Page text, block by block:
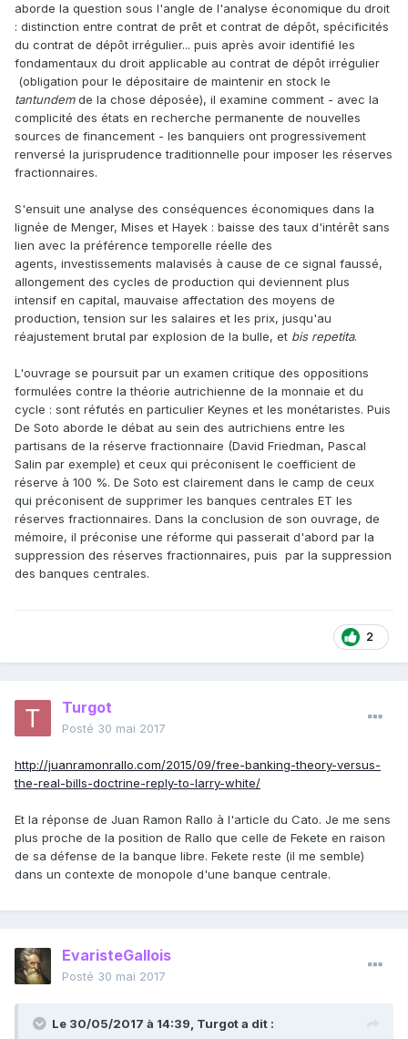
aborde la question sous l'angle de l'analyse économique du droit
: distinction entre contrat de prêt et contrat de dépôt, spécificités
du contrat de dépôt irrégulier... puis après avoir identifié les
fondamentaux du droit applicable au contrat de dépôt irrégulier
(obligation pour le dépositaire de maintenir en stock le
tantundemde la chose déposée), il examine comment - avec la
complicité des états en recherche permanente de nouvelles
sources de financement - les banquiers ont progressivement
renversé la jurisprudence traditionnelle pour imposer les réserves
fractionnaires.
S'ensuit une analyse des conséquences économiques dans la
lignée de Menger, Mises et Hayek : baisse des taux d'intérêt sans
lien avec la préférence temporelle réelle des
agents, investissements malavisés à cause de ce signal faussé,
allongement des cycles de production qui deviennent plus
intensif en capital, mauvaise affectation des moyens de
production, tension sur les salaires et les prix, jusqu'au
réajustement brutal par explosion de la bulle, et bis repetita.
L'ouvrage se poursuit par un examen critique des oppositions
formulées contre la théorie autrichienne de la monnaie et du
cycle : sont réfutés en particulier Keynes et les monétaristes. Puis
De Soto aborde le débat au sein des autrichiens entre les
partisans de la réserve fractionnaire (David Friedman, Pascal
Salin par exemple) et ceux qui préconisent le coefficient de
réserve à 100 %. De Soto est clairement dans le camp de ceux
qui préconisent de supprimer les banques centrales ET les
réserves fractionnaires. Dans la conclusion de son ouvrage, de
mémoire, il préconise une réforme qui passerait d'abord par la
suppression des réserves fractionnaires, puis par la suppression
des banques centrales.
2
Turgot
Posté 30 mai 2017
http://juanramonrallo.com/2015/09/free-banking-theory-versus-
the-real-bills-doctrine-reply-to-larry-white/
Et la réponse de Juan Ramon Rallo à l'article du Cato. Je me sens
plus proche de la position de Rallo que celle de Fekete en raison
de sa défense de la banque libre. Fekete reste (il me semble)
dans un contexte de monopole d'une banque centrale.
EvaristeGallois
Posté 30 mai 2017
Le 30/05/2017 à 14:39, Turgota dit :